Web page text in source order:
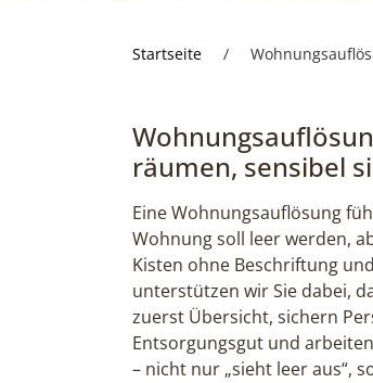
Startseite /
räumen, sensibel
Eine Wohnungsauflösung
Wohnung soll leer werden,
Kisten ohne Beschriftung
unterstützen wir Sie dabei,
zuerst Übersicht, sichern
Entsorgungsgut und
– nicht nur „sieht leer aus“,